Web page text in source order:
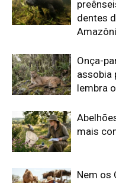
filhotes
Edição atual
Amazônia